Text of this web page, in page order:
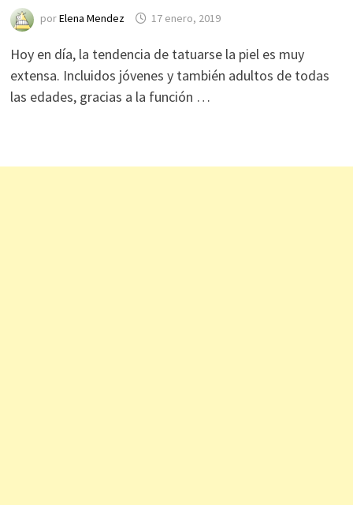
porElena Mendez 17 enero, 2019
Hoy en día, la tendencia de tatuarse la piel es muy
extensa. Incluidos jóvenes y también adultos de todas
las edades, gracias a la función …